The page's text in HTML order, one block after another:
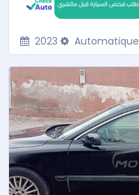
2023 Automatique